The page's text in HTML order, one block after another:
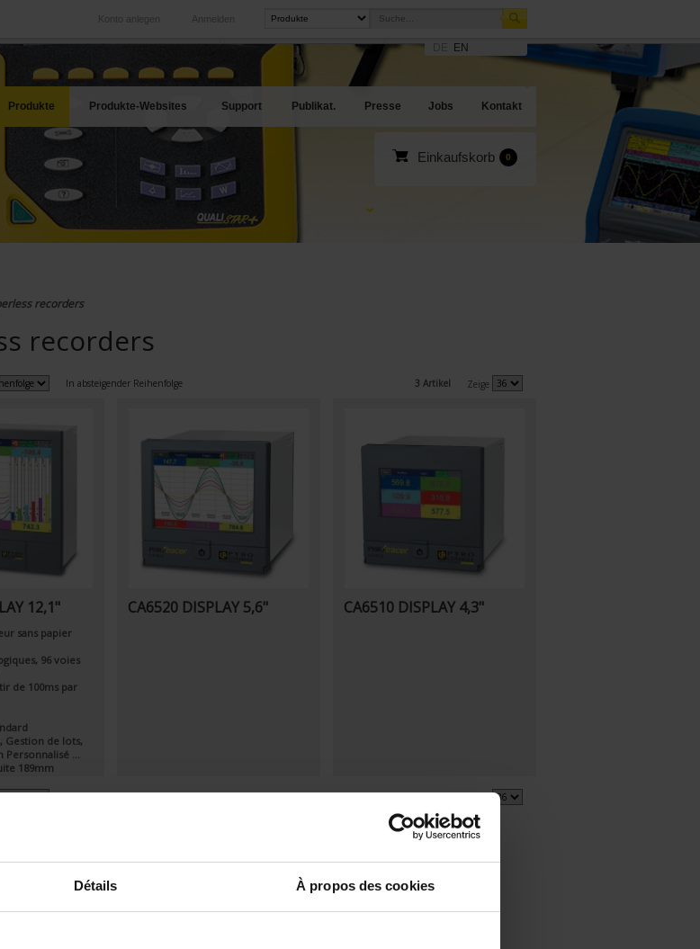
Détails À propos des cookies
Anmelden
Konto anlegen
Tochtergesellschaften im Ausland
Produkt-Websites
Unsere besten Angebote
EN
Produkte Produkte-Websites Support Publikat. Presse Jobs Kontakt
Einkaufskorb 0
recorders
recorders
In absteigender Reihenfolge 3 Artikel Zeige
12,1"
sans papier
96 voies
de 100ms par
Gestion de lots,
Personnalisé ...
189mm
CA6520 DISPLAY 5,6" CA6510 DISPLAY 4,3"
In absteigender Reihenfolge 3 Artikel